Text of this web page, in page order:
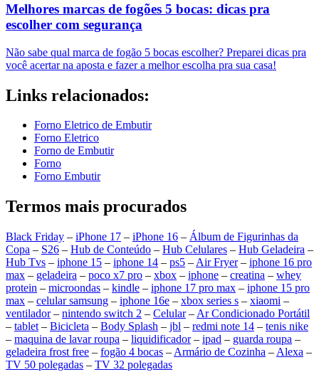
Melhores marcas de fogões 5 bocas: dicas pra
escolher com segurança
Não sabe qual marca de fogão 5 bocas escolher? Preparei dicas pra
você acertar na aposta e fazer a melhor escolha pra sua casa!
Links relacionados:
Forno Eletrico de Embutir
Forno Eletrico
Forno de Embutir
Forno
Forno Embutir
Termos mais procurados
Black Friday – iPhone 17 – iPhone 16 – Álbum de Figurinhas da
Copa – S26 – Hub de Conteúdo – Hub Celulares – Hub Geladeira –
Hub Tvs – iphone 15 – iphone 14 – ps5 – Air Fryer– iphone 16 pro
max – geladeira – poco x7 pro – xbox – iphone – creatina – whey
protein – microondas – kindle – iphone 17 pro max – iphone 15 pro
max – celular samsung – iphone 16e – xbox series s – xiaomi –
ventilador– nintendo switch 2 – Celular– Ar Condicionado Portátil
– tablet – Bicicleta – Body Splash – jbl – redmi note 14 – tenis nike
– maquina de lavar roupa – liquidificador– ipad – guarda roupa –
geladeira frost free – fogão 4 bocas – Armário de Cozinha – Alexa –
TV 50 polegadas – TV 32 polegadas